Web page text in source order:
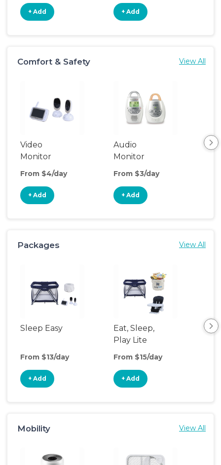
+ Add + Add
Comfort & Safety View All
Video
Monitor
From $4/day
+ Add
Audio
Monitor
From $3/day
+ Add
Packages View All
Sleep Easy
From $13/day
+ Add
Eat, Sleep,
Play Lite
From $15/day
+ Add
Mobility View All